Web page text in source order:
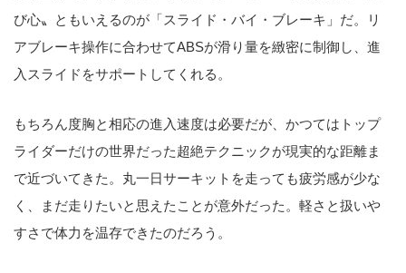
び心〟ともいえるのが「スライド・バイ・ブレーキ」だ。リ
アブレーキ操作に合わせてABSが滑り量を緻密に制御し、進
入スライドをサポートしてくれる。
もちろん度胸と相応の進入速度は必要だが、かつてはトップ
ライダーだけの世界だった超絶テクニックが現実的な距離ま
で近づいてきた。丸一日サーキットを走っても疲労感が少な
く、まだ走りたいと思えたことが意外だった。軽さと扱いや
すさで体力を温存できたのだろう。